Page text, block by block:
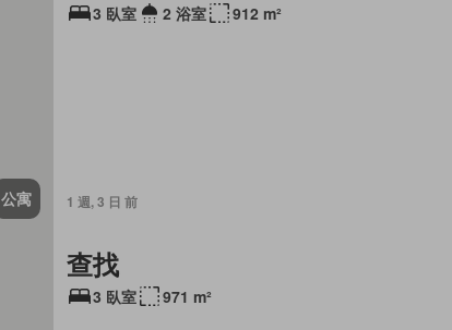
公寓
3 臥室 2 浴室 912 m²
1 週, 3 日 前
查找
3 臥室 971 m²